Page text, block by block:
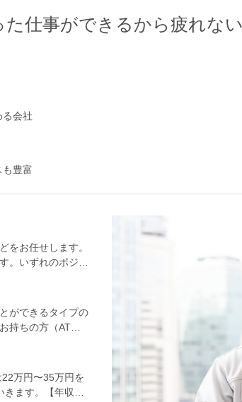
仕事ができるから疲れな
会社
豊富
をお任せします。
。いずれのポジシ
ります。＜オペレ
巡回・点検業務、
備の安定稼働を実
事。点検にはチェ
方でも安心してチ
書類作成などをお
の内部の欠陥や構
安心です。【研修
ができるタイプの
持ちの方（AT限
タッフなどなど、
される安定したス
たのキャリアを全
万円〜35万円を
きます。【年収